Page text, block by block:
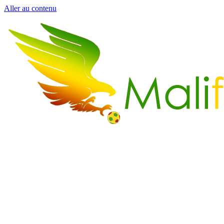
Aller au contenu